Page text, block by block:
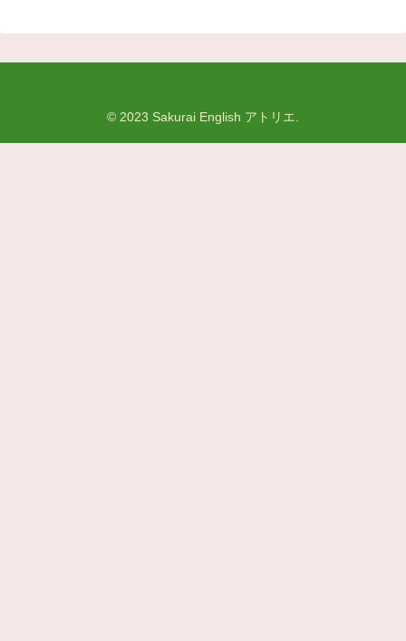
© 2023 Sakurai English アトリエ.